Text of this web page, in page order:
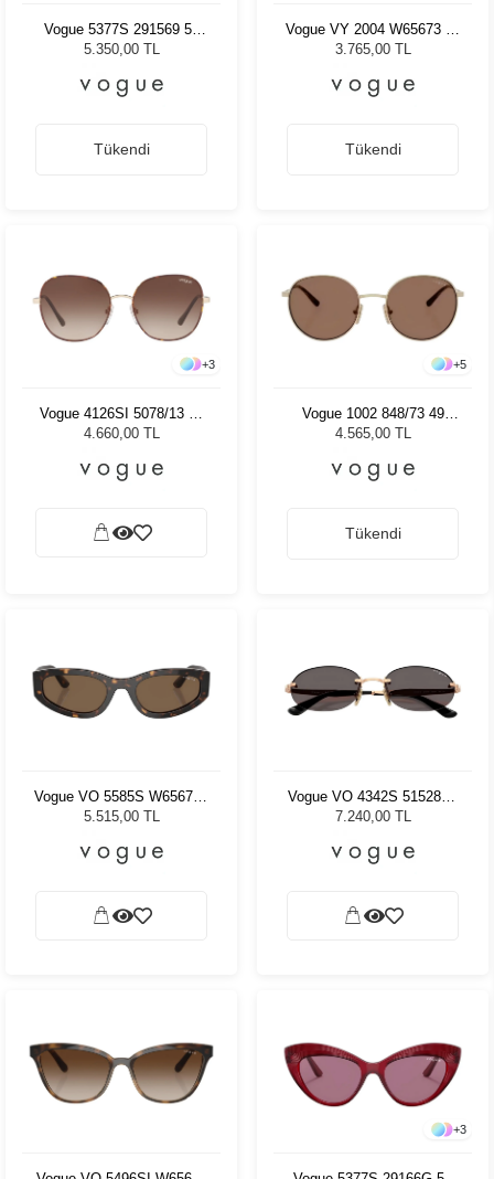
Vogue 5377S 291569 52
Kadın Güneş Gözlüğü
5.350,00 TL
Tükendi
Vogue VY 2004 W65673 47
Kadın Güneş Gözlüğü
3.765,00 TL
Tükendi
+3
Vogue 4126SI 5078/13 56
Kadın Güneş Gözlüğü
4.660,00 TL
+5
Vogue 1002 848/73 49
Çocuk Güneş Gözlüğü
4.565,00 TL
Tükendi
Vogue VO 5585S W65673 -
54 Kadın Güneş Gözlüğü
5.515,00 TL
Vogue VO 4342S 515287 -
55 Kadın Güneş Gözlüğü
7.240,00 TL
+3